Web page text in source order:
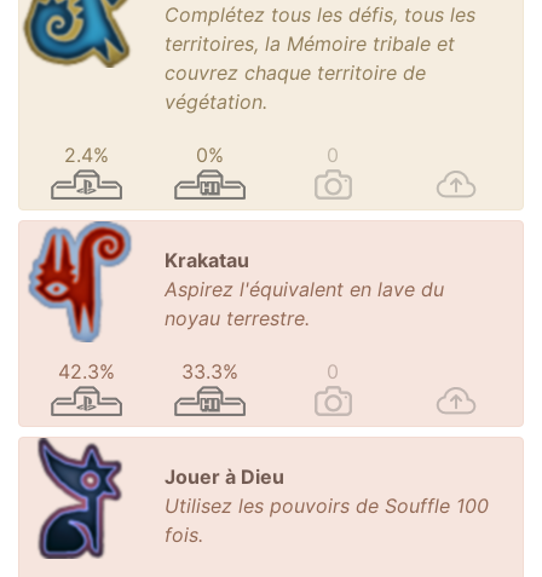
Complétez tous les défis, tous les
territoires, la Mémoire tribale et
couvrez chaque territoire de
végétation.
2.4% 0% 0
Krakatau
Aspirez l'équivalent en lave du
noyau terrestre.
42.3% 33.3% 0
Jouer à Dieu
Utilisez les pouvoirs de Souffle 100
fois.